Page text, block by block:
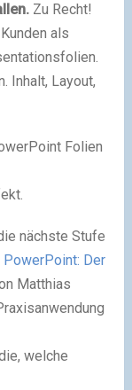
Zu Recht!
als
Inhalt, Layout,
Folien
nächste Stufe
PowerPoint: Der
Matthias
welche